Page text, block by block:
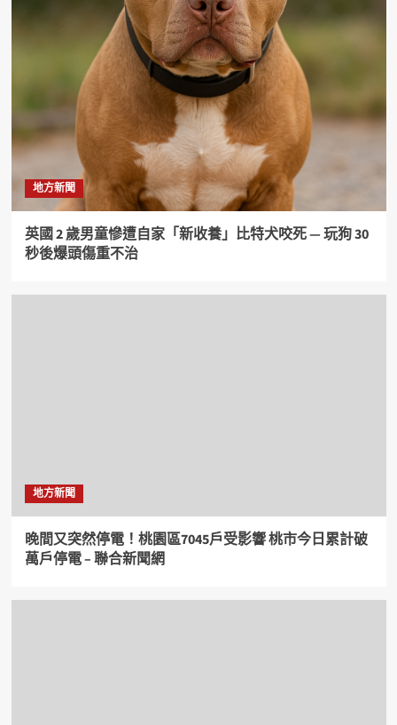
地方新聞
英國 2 歲男童慘遭自家「新收養」比特犬咬死 — 玩狗 30
秒後爆頭傷重不治
地方新聞
晚間又突然停電！桃園區7045戶受影響 桃市今日累計破
萬戶停電 – 聯合新聞網